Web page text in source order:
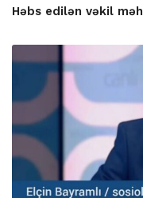
Həbs edilən vəkil